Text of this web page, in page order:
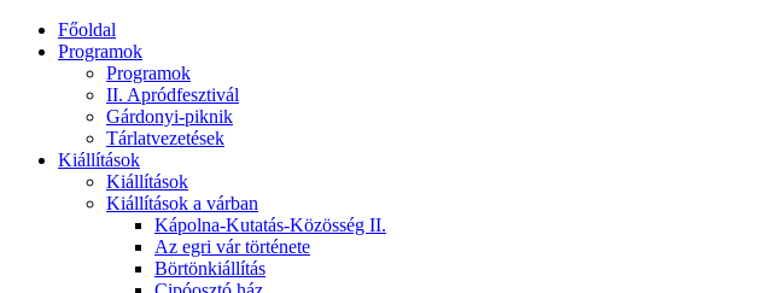
Főoldal
Programok
Programok
II. Apródfesztivál
Gárdonyi-piknik
Tárlatvezetések
Kiállítások
Kiállítások
Kiállítások a várban
Kápolna-Kutatás-Közösség II.
Az egri vár története
Börtönkiállítás